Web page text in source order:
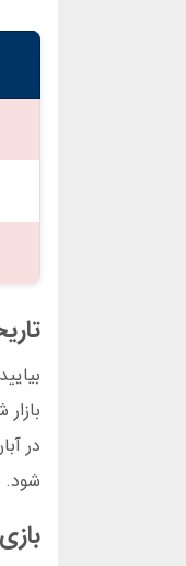
شود. بر اساس آمار